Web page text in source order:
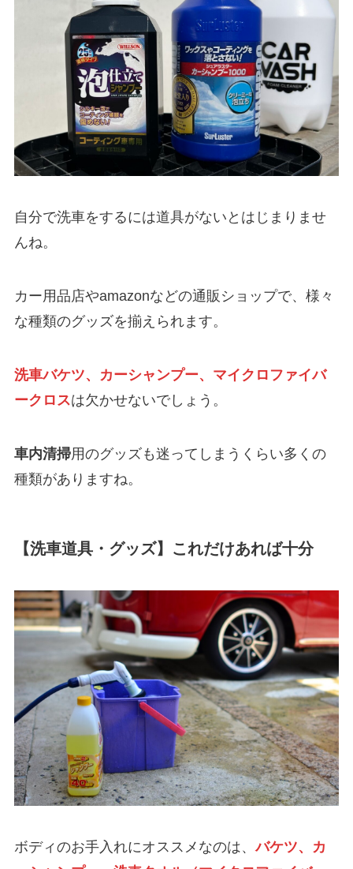
自分で洗車をするには道具がないとはじまりませ
んね。
カー用品店やamazonなどの通販ショップで、様々
な種類のグッズを揃えられます。
洗車バケツ、カーシャンプー、マイクロファイバ
ークロスは欠かせないでしょう。
車内清掃用のグッズも迷ってしまうくらい多くの
種類がありますね。
【洗車道具・グッズ】これだけあれば十分
ボディのお手入れにオススメなのは、バケツ、カ